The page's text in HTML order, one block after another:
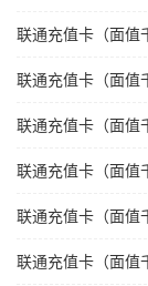
联通充值卡（面值
联通充值卡（面值
联通充值卡（面值
联通充值卡（面值
联通充值卡（面值
联通充值卡（面值